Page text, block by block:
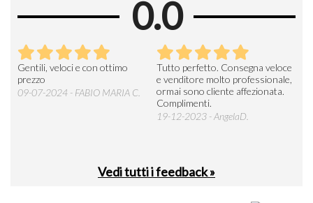
0.0
Gentili, veloci e con ottimo
prezzo
09-07-2024 - FABIO MARIA C.
Tutto perfetto. Consegna veloce
e venditore molto professionale,
ormai sono cliente affezionata.
Complimenti.
19-12-2023 - AngelaD.
Vedi tutti i feedback »